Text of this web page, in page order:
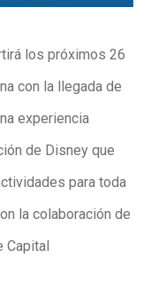
los próximos 26
con la llegada de
experiencia
de Disney que
para toda
la colaboración de
Capital